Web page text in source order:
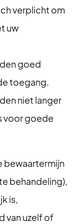
verplicht om
uw
goed
toegang.
niet langer
voor goede
bewaartermijn
behandeling),
is,
van uzelf of